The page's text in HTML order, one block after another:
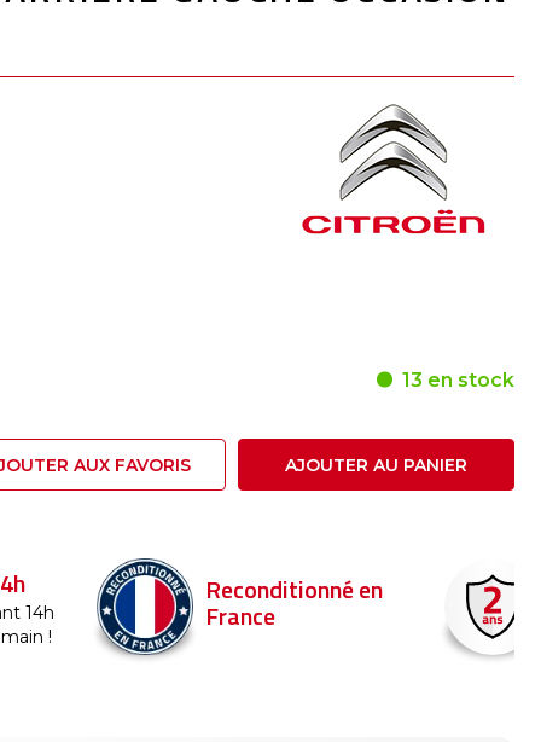
13 en stock
AUX FAVORIS AJOUTER AU PANIER
14h
!
Reconditionné en
France